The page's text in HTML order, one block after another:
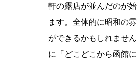
軒の露店が並んだのが
ます。全体的に昭和の
ができるかもしれませ
に「どこどこから函館